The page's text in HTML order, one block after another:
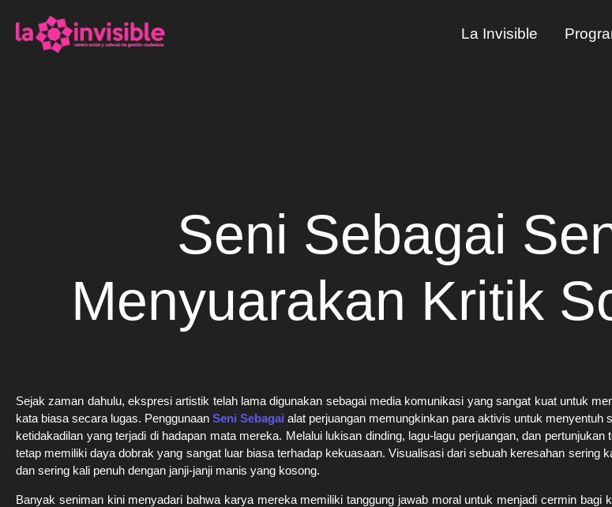
La Invisible
Seni Sebagai
Menyuarakan Kritik
Sejak zaman dahulu, ekspresi artistik telah lama digunakan sebagai media komunikasi yang sangat kuat untuk
kata biasa secara lugas. Penggunaan Seni Sebagai alat perjuangan memungkinkan para aktivis untuk
ketidakadilan yang terjadi di hadapan mata mereka. Melalui lukisan dinding, lagu-lagu perjuangan, dan
tetap memiliki daya dobrak yang sangat luar biasa terhadap kekuasaan. Visualisasi dari sebuah keresahan sering
dan sering kali penuh dengan janji-janji manis yang kosong.
Banyak seniman kini menyadari bahwa karya mereka memiliki tanggung jawab moral untuk menjadi cermin